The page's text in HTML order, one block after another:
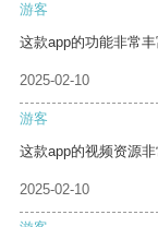
游客
这款app的功能非常
2025-02-10
游客
这款app的视频资源
2025-02-10